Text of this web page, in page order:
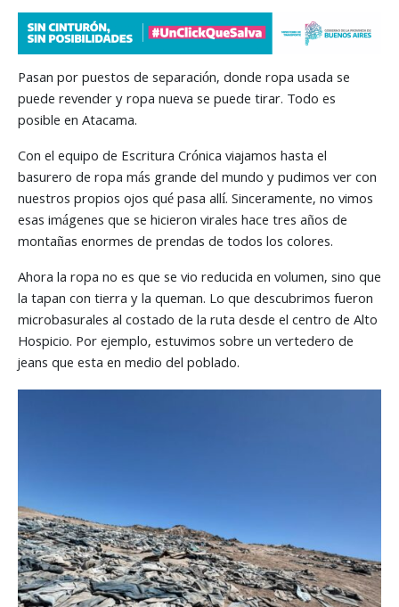
Pasan por puestos de separación, donde ropa usada se
puede revender y ropa nueva se puede tirar. Todo es
posible en Atacama.
Con el equipo de Escritura Crónica viajamos hasta el
basurero de ropa más grande del mundo y pudimos ver con
nuestros propios ojos qué pasa allí. Sinceramente, no vimos
esas imágenes que se hicieron virales hace tres años de
montañas enormes de prendas de todos los colores.
Ahora la ropa no es que se vio reducida en volumen, sino que
la tapan con tierra y la queman. Lo que descubrimos fueron
microbasurales al costado de la ruta desde el centro de Alto
Hospicio. Por ejemplo, estuvimos sobre un vertedero de
jeans que esta en medio del poblado.